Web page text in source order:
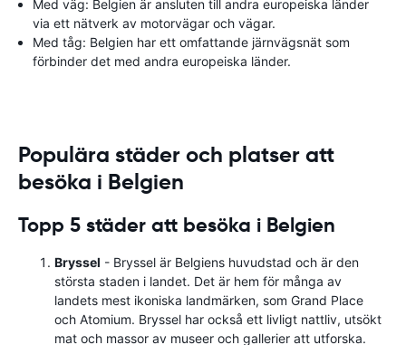
Med väg: Belgien är ansluten till andra europeiska länder
via ett nätverk av motorvägar och vägar.
Med tåg: Belgien har ett omfattande järnvägsnät som
förbinder det med andra europeiska länder.
Populära städer och platser att
besöka i Belgien
Topp 5 städer att besöka i Belgien
Bryssel - Bryssel är Belgiens huvudstad och är den
största staden i landet. Det är hem för många av
landets mest ikoniska landmärken, som Grand Place
och Atomium. Bryssel har också ett livligt nattliv, utsökt
mat och massor av museer och gallerier att utforska.